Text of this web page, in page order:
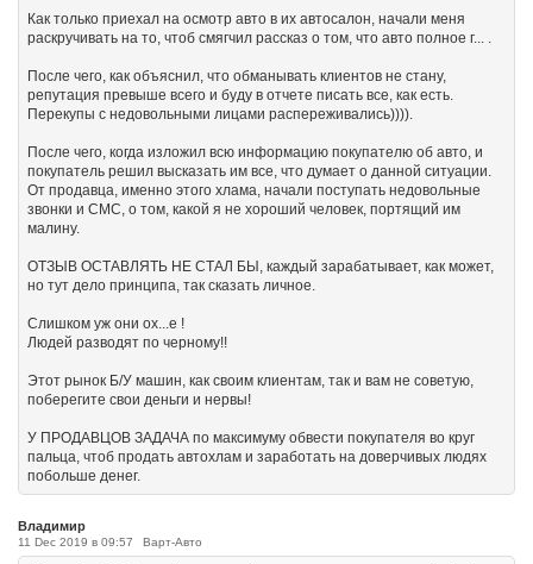
Как только приехал на осмотр авто в их автосалон, начали меня
раскручивать на то, чтоб смягчил рассказ о том, что авто полное г... .
После чего, как объяснил, что обманывать клиентов не стану,
репутация превыше всего и буду в отчете писать все, как есть.
Перекупы с недовольными лицами распереживались)))).
После чего, когда изложил всю информацию покупателю об авто, и
покупатель решил высказать им все, что думает о данной ситуации.
От продавца, именно этого хлама, начали поступать недовольные
звонки и СМС, о том, какой я не хороший человек, портящий им
малину.
ОТЗЫВ ОСТАВЛЯТЬ НЕ СТАЛ БЫ, каждый зарабатывает, как может,
но тут дело принципа, так сказать личное.
Слишком уж они ох...е !
Людей разводят по черному!!
Этот рынок Б/У машин, как своим клиентам, так и вам не советую,
поберегите свои деньги и нервы!
У ПРОДАВЦОВ ЗАДАЧА по максимуму обвести покупателя во круг
пальца, чтоб продать автохлам и заработать на доверчивых людях
побольше денег.
Владимир
11 Dec 2019 в 09:57 Варт-Авто